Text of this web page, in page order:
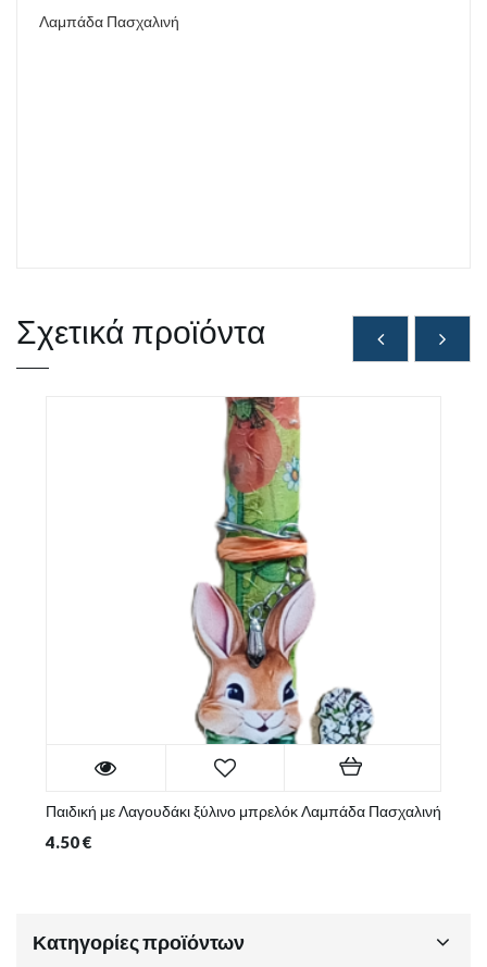
Λαμπάδα Πασχαλινή
Σχετικά προϊόντα
Παιδική με Λαγουδάκι ξύλινο μπρελόκ Λαμπάδα Πασχαλινή
4.50€
Κατηγορίες προϊόντων